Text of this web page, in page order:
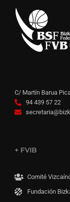
C/ Martín Barua
94 439 57 22
+ FVIB
Comité
Fundación